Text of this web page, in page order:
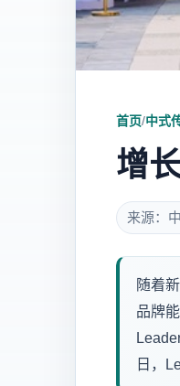
首页/中式
增
来源：
随着
品牌
日，